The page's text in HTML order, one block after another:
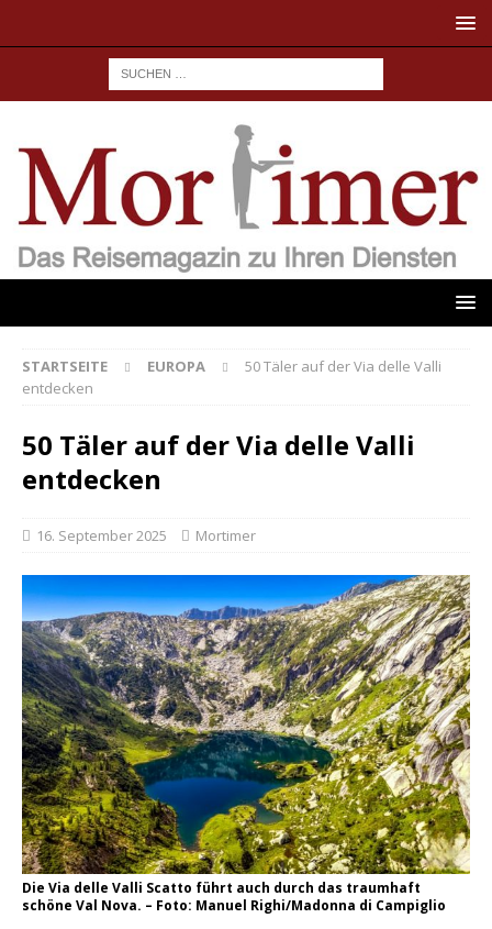
STARTSEITE EUROPA
50 Täler auf der Via delle Valli
entdecken
50 Täler auf der Via delle Valli
entdecken
16. September 2025 Mortimer
Die Via delle Valli Scatto führt auch durch das traumhaft
schöne Val Nova. – Foto: Manuel Righi/Madonna di Campiglio